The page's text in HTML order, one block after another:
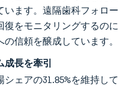
ます。遠隔歯科フォロー
復をモニタリングするのに
信頼を醸成しています。
成長を牽引
ェアの31.85%を維持して